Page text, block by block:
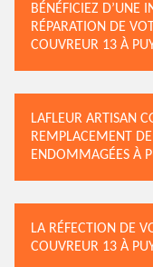
BÉNÉFICIEZ D’UNE
RÉPARATION DE
COUVREUR 13 À
LAFLEUR ARTISAN
REMPLACEMENT
ENDOMMAGÉES À
LA RÉFECTION DE
COUVREUR 13 À